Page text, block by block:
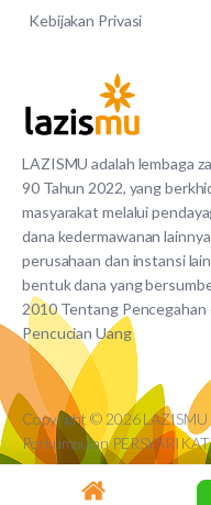
LAZISMU adalah lembaga
90 Tahun 2022, yang
masyarakat melalui
dana kedermawanan
perusahaan dan instansi
bentuk dana yang
2010 Tentang Pencegahan
Pencucian Uang
Kebijakan Privasi
Copyright © 2026 LAZISMU
Perkumpulan